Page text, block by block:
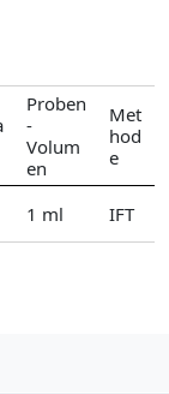
Proben
-
Volum
en
Met
hod
e
1 ml IFT